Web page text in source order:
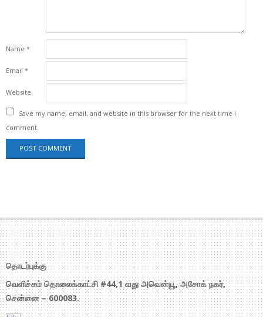
Name *
Email *
Website
Save my name, email, and website in this browser for the next time I
comment.
தொடர்புக்கு
வெளிச்சம் தொலைக்காட்சி #44,1 வது அவென்யூ, அசோக் நகர்,
சென்னை – 600083.